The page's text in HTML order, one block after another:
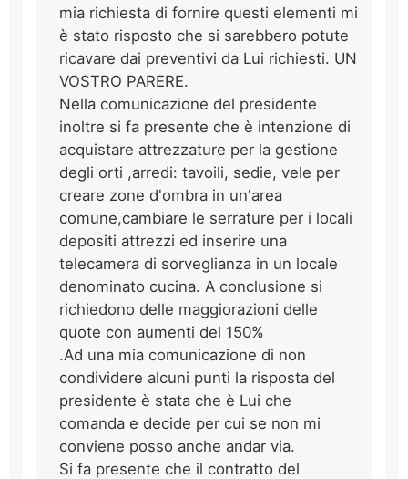
mia richiesta di fornire questi elementi mi
è stato risposto che si sarebbero potute
ricavare dai preventivi da Lui richiesti. UN
VOSTRO PARERE.
Nella comunicazione del presidente
inoltre si fa presente che è intenzione di
acquistare attrezzature per la gestione
degli orti ,arredi: tavoili, sedie, vele per
creare zone d'ombra in un'area
comune,cambiare le serrature per i locali
depositi attrezzi ed inserire una
telecamera di sorveglianza in un locale
denominato cucina. A conclusione si
richiedono delle maggiorazioni delle
quote con aumenti del 150%
.Ad una mia comunicazione di non
condividere alcuni punti la risposta del
presidente è stata che è Lui che
comanda e decide per cui se non mi
conviene posso anche andar via.
Si fa presente che il contratto del